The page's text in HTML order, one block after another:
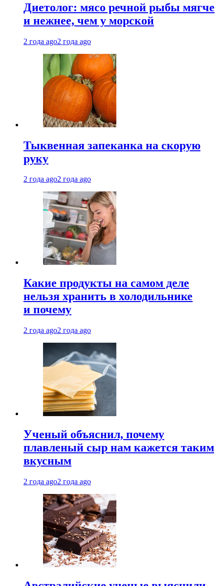
Диетолог: мясо речной рыбы мягче
и нежнее, чем у морской
2 года ago2 года ago
Тыквенная запеканка на скорую
руку
2 года ago2 года ago
Какие продукты на самом деле
нельзя хранить в холодильнике
и почему
2 года ago2 года ago
Ученый объяснил, почему
плавленый сыр нам кажется таким
вкусным
2 года ago2 года ago